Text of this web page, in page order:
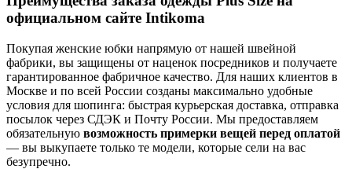
официальном сайте Intikoma
Покупая женские юбки напрямую от нашей швейной
фабрики, вы защищены от наценок посредников и получаете
гарантированное фабричное качество. Для наших клиентов в
Москве и по всей России созданы максимально удобные
условия для шопинга: быстрая курьерская доставка, отправка
посылок через СДЭК и Почту России. Мы предоставляем
обязательную возможность примерки вещей перед оплатой
— вы выкупаете только те модели, которые сели на вас
безупречно.